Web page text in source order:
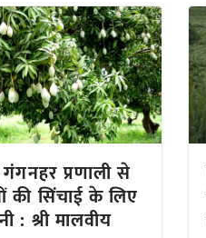
प्रणाली से
की सिंचाई के लिए
: श्री मालवीय